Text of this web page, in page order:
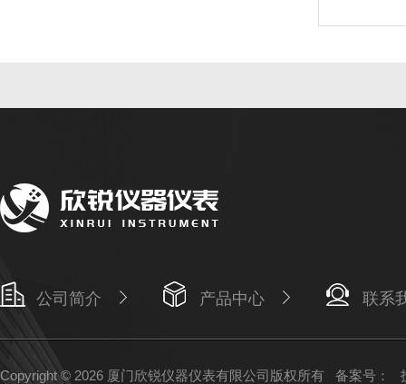
公司简介 产品中心 联系
Copyright © 2026 厦门欣锐仪器仪表有限公司版权所有 备案号：